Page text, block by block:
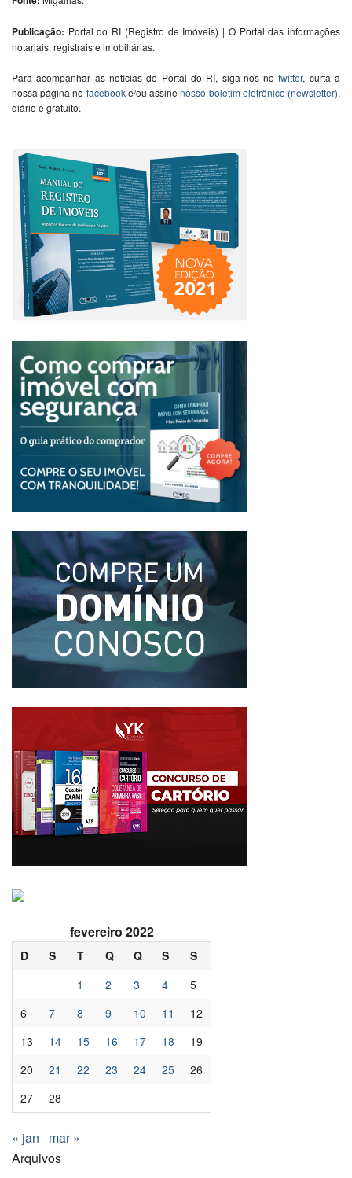
Publicação: Portal do RI (Registro de Imóveis) | O Portal das informações
notariais, registrais e imobiliárias.
Para acompanhar as notícias do Portal do RI, siga-nos notwitter, curta a
nossa página no facebooke/ou assinenosso boletim eletrônico (newsletter),
diário e gratuito.
fevereiro 2022
D S T Q Q S
S
1
2 3 4
5
6
7 8 9 10 11
12
13
14 15 16 17 18
19
20
21 22 23 24 25
26
27
28
« jan
mar »
Arquivos